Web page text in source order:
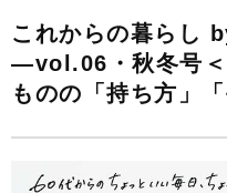
これからの暮らし
―vol.06・秋冬号＜
ものの「持ち方」